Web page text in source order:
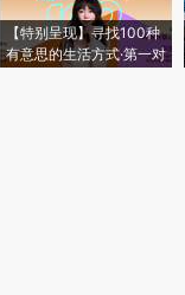
【特别呈现】寻找100种
有意思的生活方式·第一对